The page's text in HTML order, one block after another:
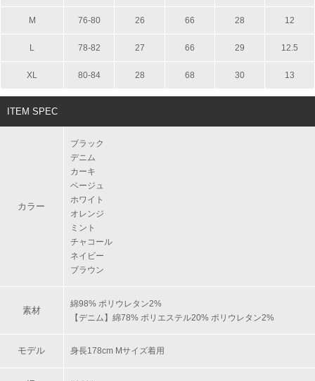
M 76-80 26 66 28 12
L 78-82 27 66 29 12.5
XL 80-84 28 68 30 13
ITEM SPEC
カラー
ブラック
デニム
カーキ
ベージュ
ホワイト
オレンジ
ミント
チャコール
ネイビー
ブラウン
素材
綿98% ポリウレタン2%
【デニム】綿78% ポリエステル20% ポリウレタン2%
モデル 身長178cm Mサイズ着用